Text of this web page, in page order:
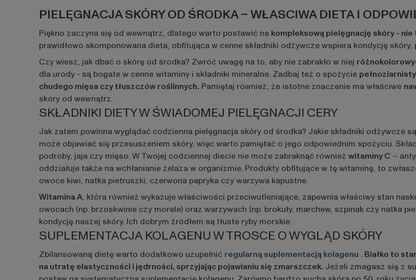
PIELĘGNACJA SKÓRY OD ŚRODKA – WŁASCIWA DIETA I
Piękno zaczyna się od wewnątrz, dlatego warto postawić na kompleksową pielęgnację skóry -
prawidłowo skomponowana dieta, obfitująca w cenne składniki odżywcze wspiera kondycję
Czy wiesz, jak dbać o skórę od środka? Zwróć uwagę na to, aby nie zabrakło w niej
dla urody - są bogate w cenne witaminy i składniki mineralne. Zadbaj też o spożycie
chudego mięsa czy tłuszczów roślinnych. Pamiętaj również, że istotne znaczenie ma właściwe
skóry od wewnątrz.
SKŁADNIKI DIETY W ŚWIADOMEJ PIELĘGNACJI CERY
Jak zatem powinna wyglądać codzienna pielęgnacja skóry od środka? Jakie składniki odżywcze
może objawiać się przesuszeniem skóry, więc warto pamiętać o jego odpowiednim spożyciu.
podroby, jaja czy mięso. W Twojej codziennej diecie nie może zabraknąć również witaminy C –
oddziałuje także na wchłanianie żelaza w organizmie. Produkty obfitujące w tę witaminę, to
owoce kiwi, natka pietruszki, czerwona papryka czy warzywa kapustne.
Witamina A, która również wykazuje właściwości przeciwutleniające, zapewnia właściwy stan
owocach (np. brzoskwinie czy morele) oraz warzywach (np. brokuły, marchew, szpinak czy natka
kondycję naszej skóry. Ich dobrym źródłem są tłuste ryby morskie.
SUPLEMENTACJA KOLAGENU W TROSCE O WYGLĄD SKÓRY
Zbilansowaną dietę warto dodatkowo uzupełnić regularną suplementacją kolagenu . Białko to
na utratę elastyczności i jędrności, sprzyjając pojawianiu się zmarszczek. Jeżeli zmagasz się z